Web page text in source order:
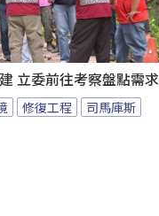
立委前往考察盤點需求
修復工程
司馬庫斯